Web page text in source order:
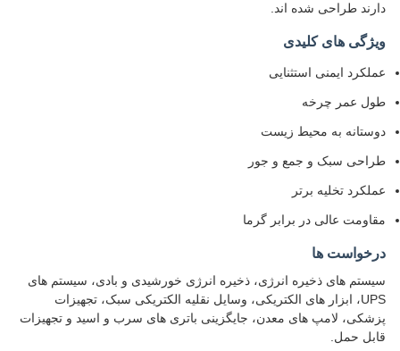
دارند طراحی شده اند.
ویژگی های کلیدی
عملکرد ایمنی استثنایی
طول عمر چرخه
دوستانه به محیط زیست
طراحی سبک و جمع و جور
عملکرد تخلیه برتر
مقاومت عالی در برابر گرما
درخواست ها
سیستم های ذخیره انرژی، ذخیره انرژی خورشیدی و بادی، سیستم های
UPS، ابزار های الکتریکی، وسایل نقلیه الکتریکی سبک، تجهیزات
پزشکی، لامپ های معدن، جایگزینی باتری های سرب و اسید و تجهیزات
قابل حمل.